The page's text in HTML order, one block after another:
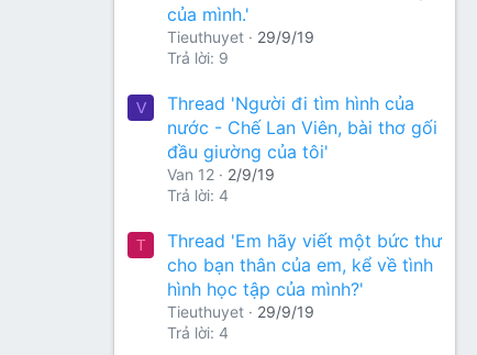
của mình.'
Tieuthuyet
29/9/19
Trả lời: 9
V
Thread 'Người đi tìm hình của
nước - Chế Lan Viên, bài thơ gối
đầu giường của tôi'
Van 12
2/9/19
Trả lời: 4
T
Thread 'Em hãy viết một bức thư
cho bạn thân của em, kể về tình
hình học tập của mình?'
Tieuthuyet
29/9/19
Trả lời: 4